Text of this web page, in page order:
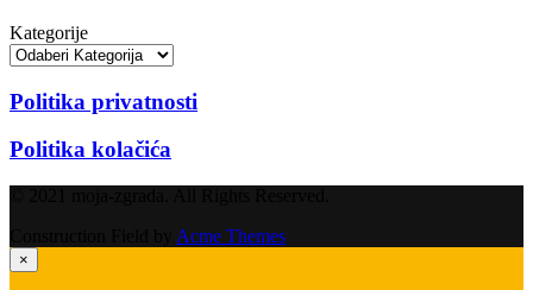
Kategorije
Politika privatnosti
Politika kolačića
Acme Themes
×